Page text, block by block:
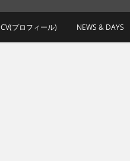
CV(プロフィール) NEWS & DAYS